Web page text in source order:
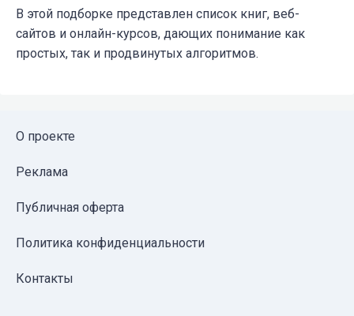
В этой подборке представлен список книг, веб-
сайтов и онлайн-курсов, дающих понимание как
простых, так и продвинутых алгоритмов.
О проекте
Реклама
Публичная оферта
Политика конфиденциальности
Контакты